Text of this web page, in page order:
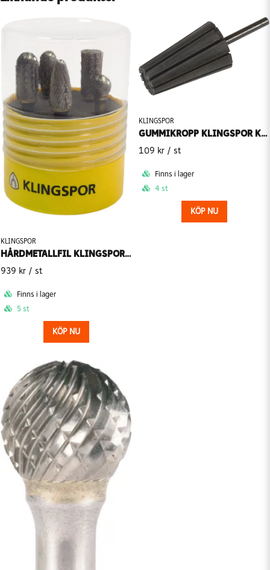
KLINGSPOR
HÅRDMETALLFIL KLINGSPOR HF 100 SET - 5 DELAR
939 kr / st
Finns i lager
5 st
KÖP NU
KLINGSPOR
GUMMIKROPP KLINGSPOR KONISK GK 555A
109 kr / st
Finns i lager
4 st
KÖP NU